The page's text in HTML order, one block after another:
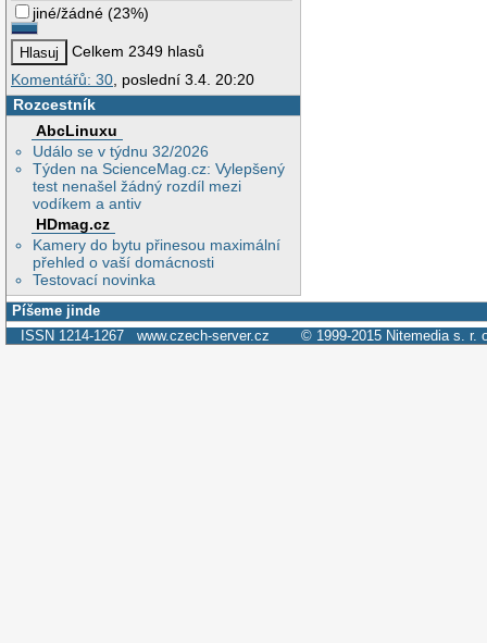
jiné/žádné (23%)
Celkem 2349 hlasů
Komentářů: 30 , poslední 3.4. 20:20
Rozcestník
AbcLinuxu
Událo se v týdnu 32/2026
Týden na ScienceMag.cz: Vylepšený
test nenašel žádný rozdíl mezi
vodíkem a antiv
HDmag.cz
Kamery do bytu přinesou maximální
přehled o vaší domácnosti
Testovací novinka
Píšeme jinde
ISSN 1214-1267 www.czech-server.cz © 1999-2015 Nitemedia s. r.